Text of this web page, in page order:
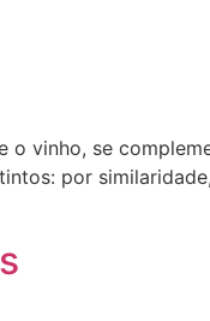
vinho, se
por